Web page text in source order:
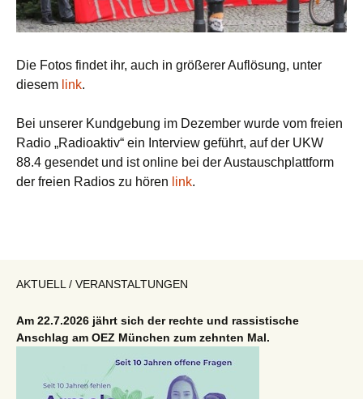
Die Fotos findet ihr, auch in größerer Auflösung, unter
diesem link.
Bei unserer Kundgebung im Dezember wurde vom freien
Radio „Radioaktiv“ ein Interview geführt, auf der UKW
88.4 gesendet und ist online bei der Austauschplattform
der freien Radios zu hören link.
AKTUELL / VERANSTALTUNGEN
Am 22.7.2026 jährt sich der rechte und rassistische
Anschlag am OEZ München zum zehnten Mal.